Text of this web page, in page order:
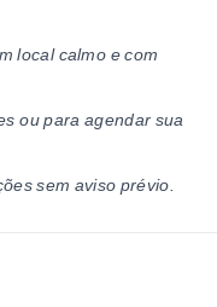
local calmo e com
ou para agendar sua
sem aviso prévio.